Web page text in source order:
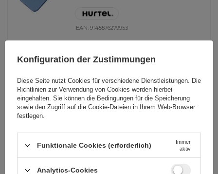
EAN:9145576279953
ANDERE OPTIONEN ANZEIGEN
Blau
1,16 EURinkl. MwSt
Niedrigster Preis in 30 Tagen vor Rabatt:1,21 EUR
Normaler Preis:1,63 EUR -29%
50 Stk auf Lager
Konfiguration der Zustimmungen
Diese Seite nutzt Cookies für verschiedene Dienstleistungen. Die
Richtlinien zur Verwendung von Cookies werden hierbei
eingehalten. Sie können die Bedingungen für die Speicherung
sowie den Zugriff auf die Cookie-Dateien in Ihrem Web-Browser
festlegen.
Funktionale Cookies (erforderlich)
Immer
aktiv
Analytics-Cookies